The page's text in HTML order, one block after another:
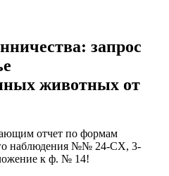
запрос
животных от
отчет по формам
наблюдения №№ 24-СХ, 3-
к ф. № 14!